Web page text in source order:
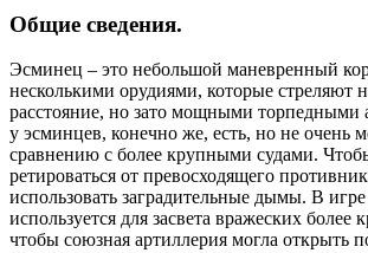
Общие сведения.
Эсминец – это небольшой маневренный
несколькими орудиями, которые стреляют
расстояние, но зато мощными
у эсминцев, конечно же, есть, но не очень
сравнению с более крупными судами.
ретироваться от превосходящего
использовать заградительные дымы. В игре
используется для засвета вражеских более
чтобы союзная артиллерия могла открыть